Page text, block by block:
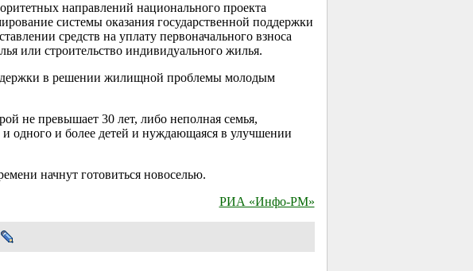
направлений национального проекта
системы оказания государственной поддержки
средств на уплату первоначального взноса
или строительство индивидуального жилья.
в решении жилищной проблемы молодым
не превышает 30 лет, либо неполная семья,
и одного и более детей и нуждающаяся в улучшении
начнут готовиться новоселью.
РИА «Инфо-РМ»